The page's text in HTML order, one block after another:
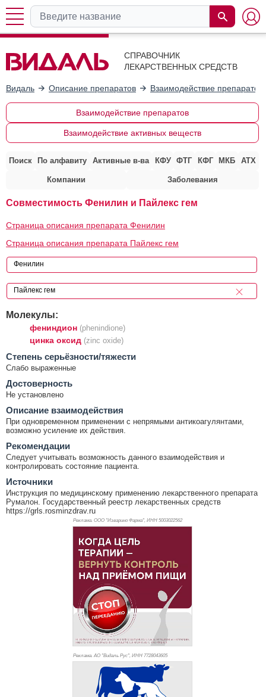
СПРАВОЧНИК
ЛЕКАРСТВЕННЫХ СРЕДСТВ
Видаль Описание препаратов Взаимодействие препаратов
Взаимодействие препаратов
Взаимодействие активных веществ
Поиск По алфавиту Активные в-ва КФУ ФТГ КФГ МКБ АТХ
Компании Заболевания
Совместимость Фенилин и Пайлекс гем
Страница описания препарата Фенилин
Страница описания препарата Пайлекс гем
Молекулы:
фениндион (phenindione)
цинка оксид (zinc oxide)
Cтепень серьёзности/тяжести
Слабо выраженные
Достоверность
Не установлено
Описание взаимодействия
При одновременном применении с непрямыми антикоагулянтами,
возможно усиление их действия.
Рекомендации
Следует учитывать возможность данного взаимодействия и
контролировать состояние пациента.
Источники
Инструкция по медицинскому применению лекарственного препарата
Румалон. Государственный реестр лекарственных средств
https://grls.rosminzdrav.ru
Реклама. ООО "Изварино Фарма", ИНН 5003022562
Реклама. АО "Видаль Рус", ИНН 7728043605